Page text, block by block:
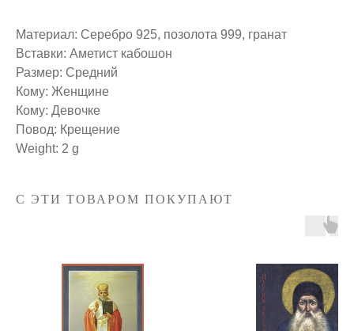
Материал: Серебро 925, позолота 999, гранат
Вставки: Аметист кабошон
Размер: Средний
Кому: Женщине
Кому: Девочке
Повод: Крещение
Weight: 2 g
С ЭТИ ТОВАРОМ ПОКУПАЮТ